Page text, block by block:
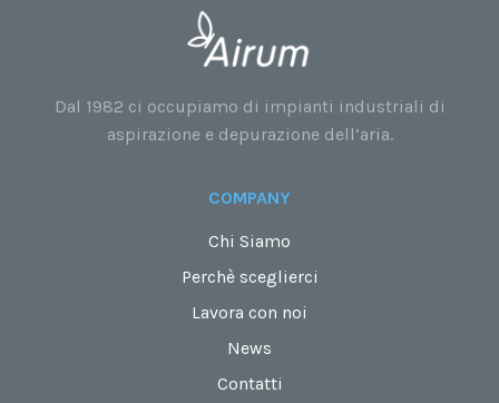
Dal 1982 ci occupiamo di impianti industriali di
aspirazione e depurazione dell’aria.
COMPANY
Chi Siamo
Perchè sceglierci
Lavora con noi
News
Contatti